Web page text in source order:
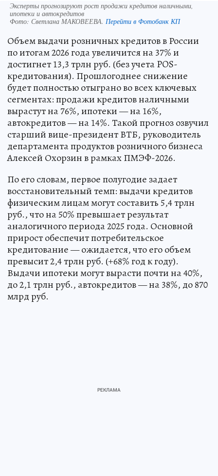
Эксперты прогнозируют рост продажи кредитов наличными,
ипотеки и автокредитов
Фото: Светлана МАКОВЕЕВА. Перейти в Фотобанк КП
Объем выдачи розничных кредитов в России
по итогам 2026 года увеличится на 37% и
достигнет 13,3 трлн руб. (без учета POS-
кредитования). Прошлогоднее снижение
будет полностью отыграно во всех ключевых
сегментах: продажи кредитов наличными
вырастут на 76%, ипотеки — на 16%,
автокредитов — на 14%. Такой прогноз озвучил
старший вице-президент ВТБ, руководитель
департамента продуктов розничного бизнеса
Алексей Охорзин в рамках ПМЭФ-2026.
По его словам, первое полугодие задает
восстановительный темп: выдачи кредитов
физическим лицам могут составить 5,4 трлн
руб., что на 50% превышает результат
аналогичного периода 2025 года. Основной
прирост обеспечит потребительское
кредитование — ожидается, что его объем
превысит 2,4 трлн руб. (+68% год к году).
Выдачи ипотеки могут вырасти почти на 40%,
до 2,1 трлн руб., автокредитов — на 38%, до 870
млрд руб.